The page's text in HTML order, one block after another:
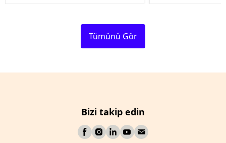
Tümünü Gör
Bizi takip edin